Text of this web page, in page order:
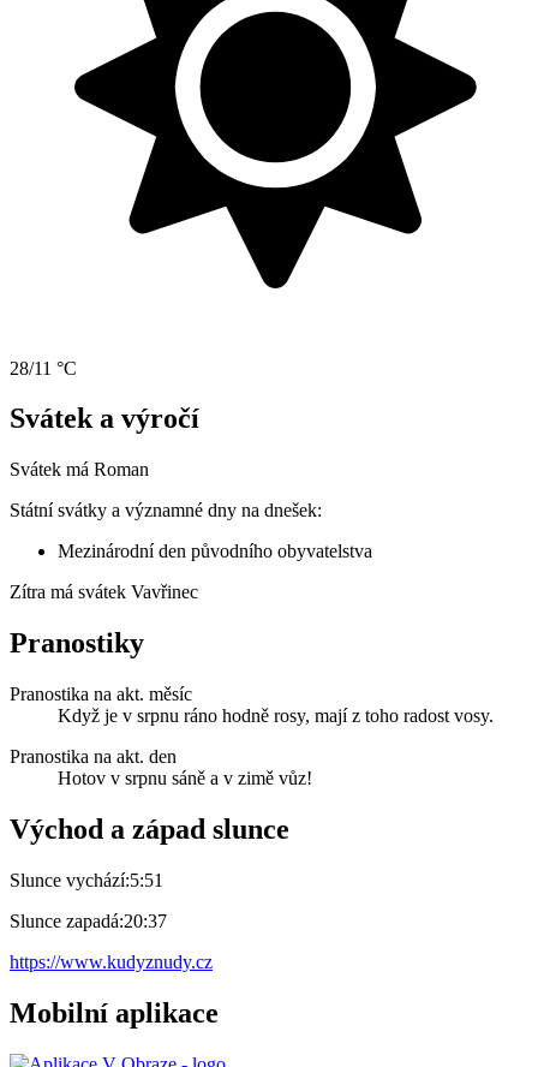
28/11 °C
Svátek a výročí
Svátek má Roman
Státní svátky a významné dny na dnešek:
Mezinárodní den původního obyvatelstva
Zítra má svátek Vavřinec
Pranostiky
Pranostika na akt. měsíc
Když je v srpnu ráno hodně rosy, mají z toho radost vosy.
Pranostika na akt. den
Hotov v srpnu sáně a v zimě vůz!
Východ a západ slunce
Slunce vychází:5:51
Slunce zapadá:20:37
https://www.kudyznudy.cz
Mobilní aplikace